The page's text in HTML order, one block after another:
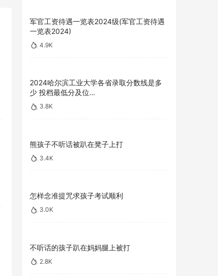
军官工资待遇一览表2024级(军官工资待遇
一览表2024)
4.9K
2024哈尔滨工业大学各省录取分数线是多
少 投档最低分及位…
3.8K
熊孩子不听话被趴在凳子上打
3.4K
怎样念准提咒求孩子考试顺利
3.0K
不听话的孩子趴在妈妈腿上被打
2.8K